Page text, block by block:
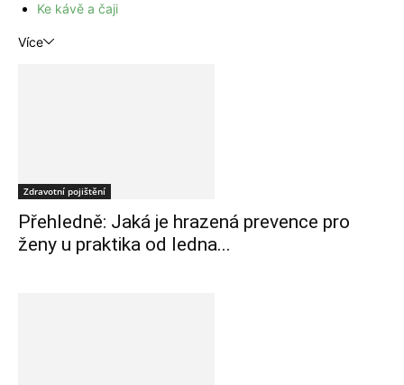
Ke kávě a čaji
Více
Zdravotní pojištění
Přehledně: Jaká je hrazená prevence pro
ženy u praktika od ledna...